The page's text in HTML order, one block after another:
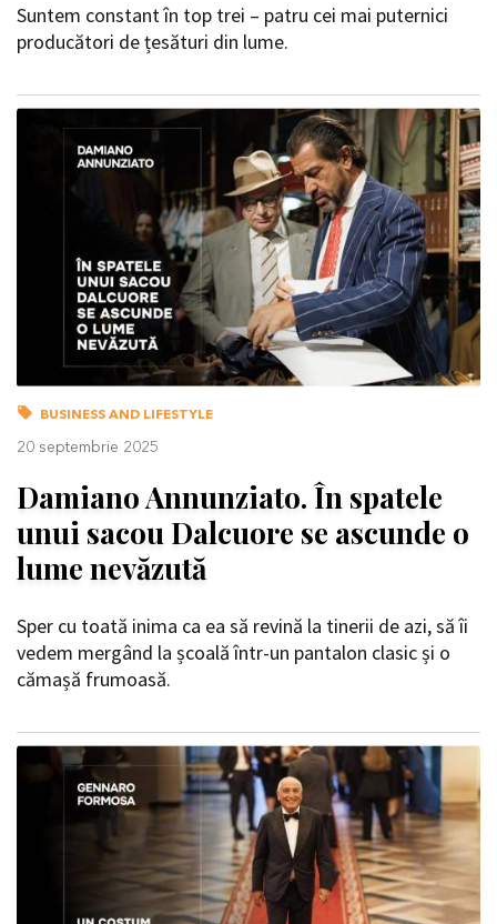
Suntem constant în top trei – patru cei mai puternici
producători de țesături din lume.
BUSINESS AND LIFESTYLE
20 septembrie 2025
Damiano Annunziato. În spatele
unui sacou Dalcuore se ascunde o
lume nevăzută
Sper cu toată inima ca ea să revină la tinerii de azi, să îi
vedem mergând la școală într-un pantalon clasic și o
cămașă frumoasă.